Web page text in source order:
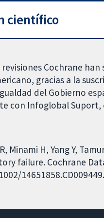
científico
Cochrane
gracias a la
del Gobierno
con Infoglobal
Minami H, Yang Y,
failure. Cochrane